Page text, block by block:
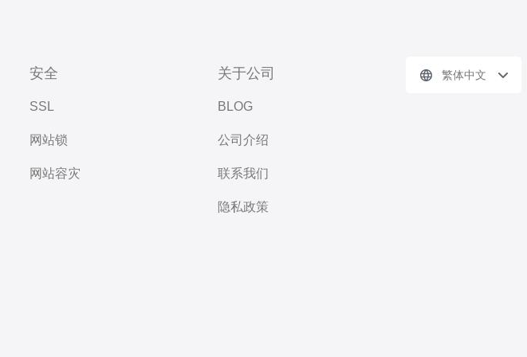
安全
SSL
网站锁
网站容灾
关于公司
BLOG
公司介绍
联系我们
隐私政策
繁体中文